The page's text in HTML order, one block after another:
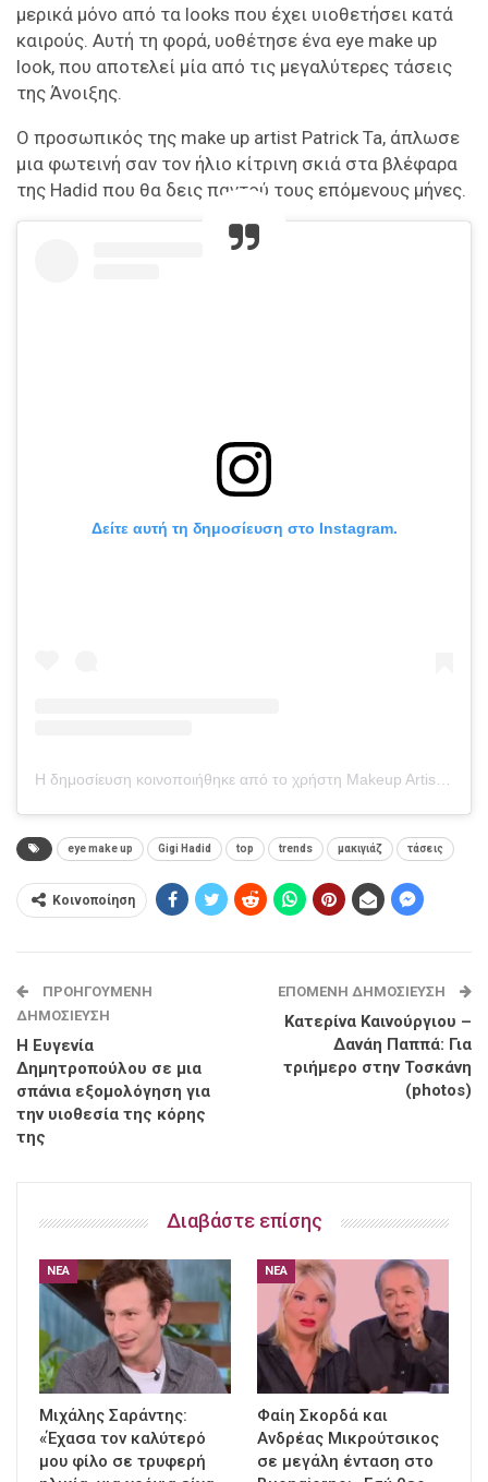
μερικά μόνο από τα looks που έχει υιοθετήσει κατά
καιρούς. Αυτή τη φορά, υοθέτησε ένα eye make up
look, που αποτελεί μία από τις μεγαλύτερες τάσεις
της Άνοιξης.
Ο προσωπικός της make up artist Patrick Ta, άπλωσε
μια φωτεινή σαν τον ήλιο κίτρινη σκιά στα βλέφαρα
της Hadid που θα δεις παντού τους επόμενους μήνες.
Δείτε αυτή τη δημοσίευση στο Instagram.
Η δημοσίευση κοινοποιήθηκε από το χρήστη Makeup Artist Patrick Ta (@patrickta)
eye make up Gigi Hadid top trends μακιγιάζ τάσεις
Κοινοποίηση
ΠΡΟΗΓΟΎΜΕΝΗ
ΔΗΜΟΣΊΕΥΣΗ
Η Ευγενία
Δημητροπούλου σε μια
σπάνια εξομολόγηση για
την υιοθεσία της κόρης
της
ΕΠΌΜΕΝΗ ΔΗΜΟΣΊΕΥΣΗ
Κατερίνα Καινούργιου –
Δανάη Παππά: Για
τριήμερο στην Τοσκάνη
(photos)
Διαβάστε επίσης
ΝΈΑ
Μιχάλης Σαράντης:
«Έχασα τον καλύτερό
μου φίλο σε τρυφερή
ΝΈΑ
Φαίη Σκορδά και
Ανδρέας Μικρούτσικος
σε μεγάλη ένταση στο